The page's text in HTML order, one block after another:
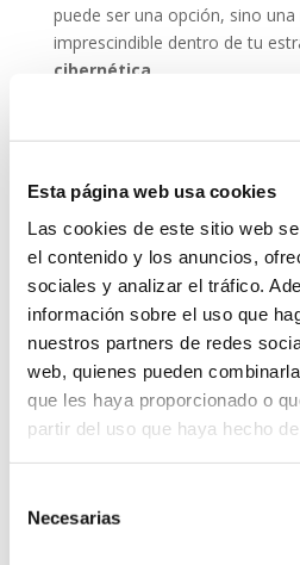
Esta página web usa cookies
Las cookies de este sitio web
el contenido y los anuncios,
sociales y analizar el tráfico.
información sobre el uso que
nuestros partners de redes
web, quienes pueden
que les haya proporcionado o
partir del uso que haya hecho
Necesarias
puede ser una opción, sino una
imprescindible dentro de tu
cibernética
ESET NOD 32 ofrece
entornos empresariales, con
este modo, puedes garantizar
dispositivos de tu red estén
libres de amenazas.
Grupo-System, ¿Quiénes
EnSystem Network
15 años de experiencia,
profesionales especializados
negocio.Telefonía Virtual,
Marketing 2.0, Obras y
Puedes contactar con nosotros